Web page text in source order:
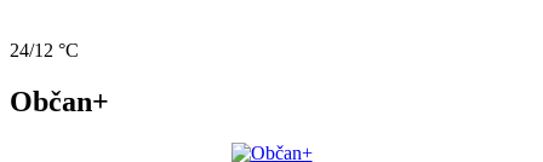
24/12 °C
Občan+